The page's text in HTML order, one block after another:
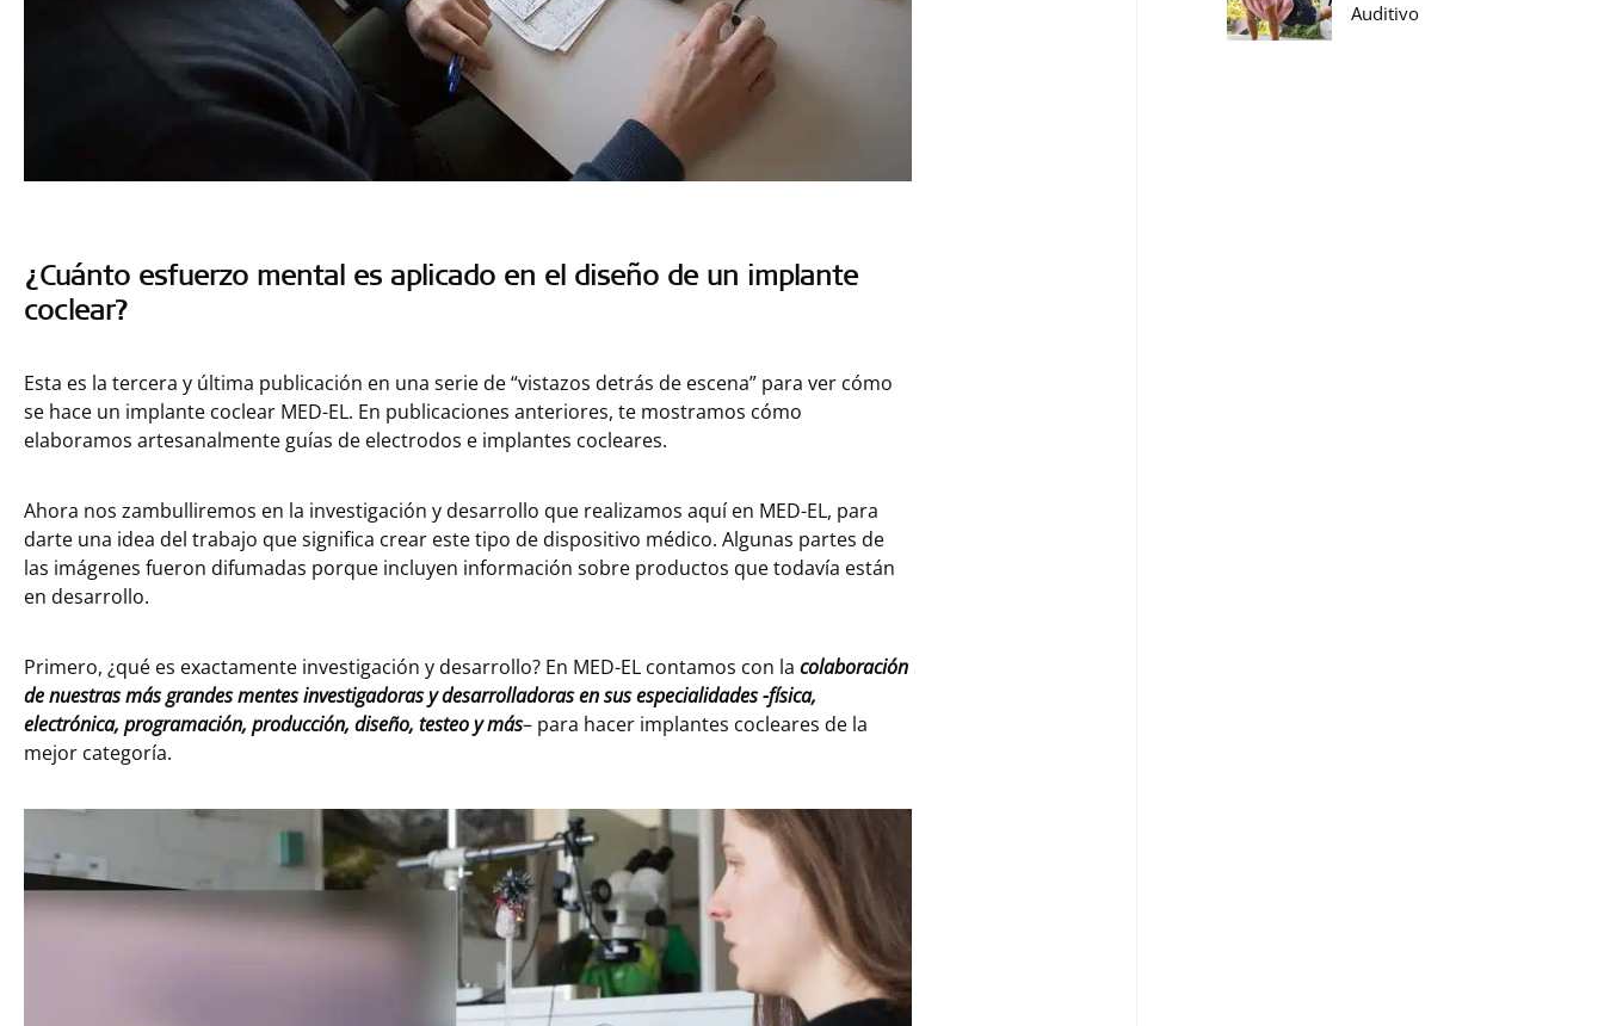
¿Cuánto esfuerzo mental es aplicado en el diseño de un implante
coclear?
Esta es la tercera y última publicación en una serie de “vistazos detrás de escena” para ver cómo
se hace un implante coclear MED-EL. En publicaciones anteriores, te mostramos cómo
elaboramos artesanalmente guías de electrodos e implantes cocleares.
Ahora nos zambulliremos en la investigación y desarrollo que realizamos aquí en MED-EL, para
darte una idea del trabajo que significa crear este tipo de dispositivo médico. Algunas partes de
las imágenes fueron difumadas porque incluyen información sobre productos que todavía están
en desarrollo.
Primero, ¿qué es exactamente investigación y desarrollo? En MED-EL contamos con la colaboración
de nuestras más grandes mentes investigadoras y desarrolladoras en sus especialidades -física,
electrónica, programación, producción, diseño, testeo y más– para hacer implantes cocleares de la
mejor categoría.
Auditivo